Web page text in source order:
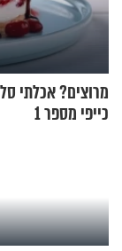
מרוצים? אכלתי
כייפי מספר 1